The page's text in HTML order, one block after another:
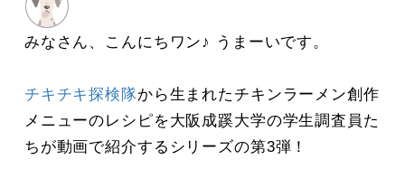
みなさん、こんにちワン♪ うまーいです。
チキチキ探検隊から生まれたチキンラーメン創作
メニューのレシピを大阪成蹊大学の学生調査員た
ちが動画で紹介するシリーズの第3弾！